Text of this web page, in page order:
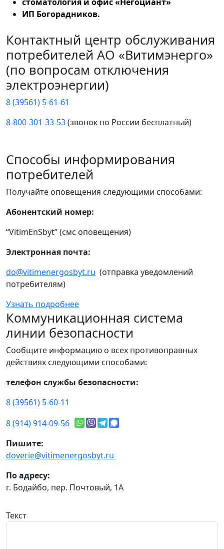
ИП Богорадников.
Контактный центр обслуживания
потребителей АО «Витимэнерго»
(по вопросам отключения
электроэнергии)
8 (39561) 5-61-61
8-800-301-33-53(звонок по России бесплатный)
Способы информирования
потребителей
Получайте оповещения следующими способами:
Абонентский номер:
“VitimEnSbyt” (смс оповещения)
Электронная почта:
do@vitimenergosbyt.ru (отправка уведомлений
потребителям)
Узнать подробнее
Коммуникационная система
линии безопасности
Сообщите информацию о всех противоправных
действиях следующими способами:
телефон службы безопасности:
8 (39561) 5-60-11
8 (914) 914-09-56
Пишите:
doverie@vitimenergosbyt.ru
По адресу:
г. Бодайбо, пер. Почтовый, 1А
Текст